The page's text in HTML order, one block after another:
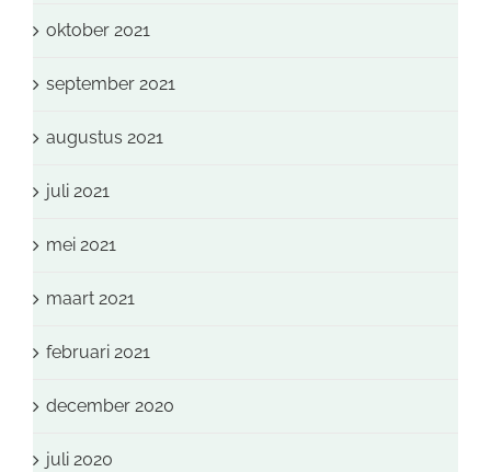
oktober 2021
september 2021
augustus 2021
juli 2021
mei 2021
maart 2021
februari 2021
december 2020
juli 2020